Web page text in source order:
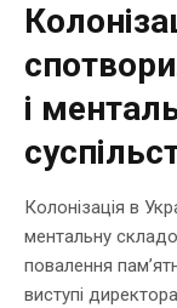
і
Колонізація в
ментальну
повалення
виступі